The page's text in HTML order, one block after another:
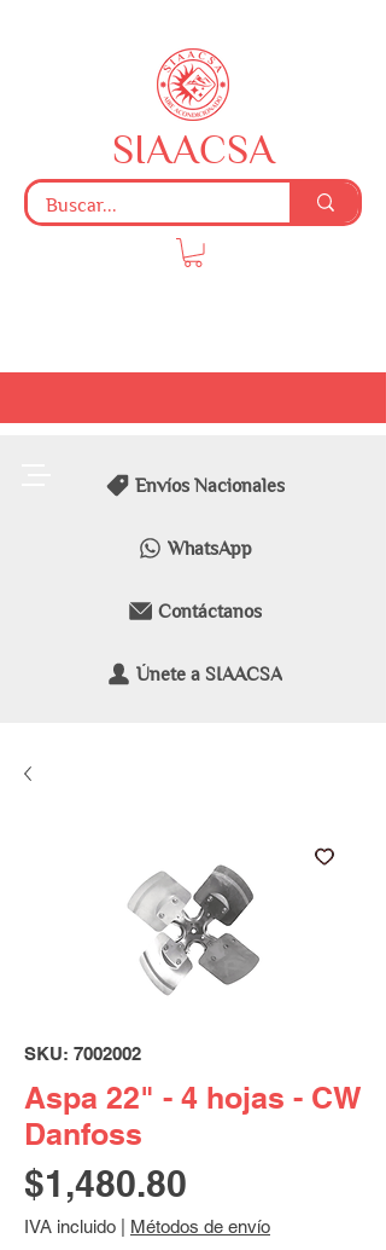
Envíos Nacionales
WhatsApp
Contáctanos
Únete a SIAACSA
SIAACSA
SKU: 7002002
Aspa 22" - 4 hojas - CW
Danfoss
$1,480.80
IVA incluido Métodos de envío